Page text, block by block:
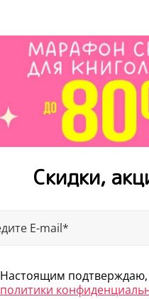
Скидки,
Настоящим подтверждаю,
политики